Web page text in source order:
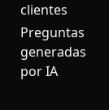
clientes
Preguntas
generadas
por IA